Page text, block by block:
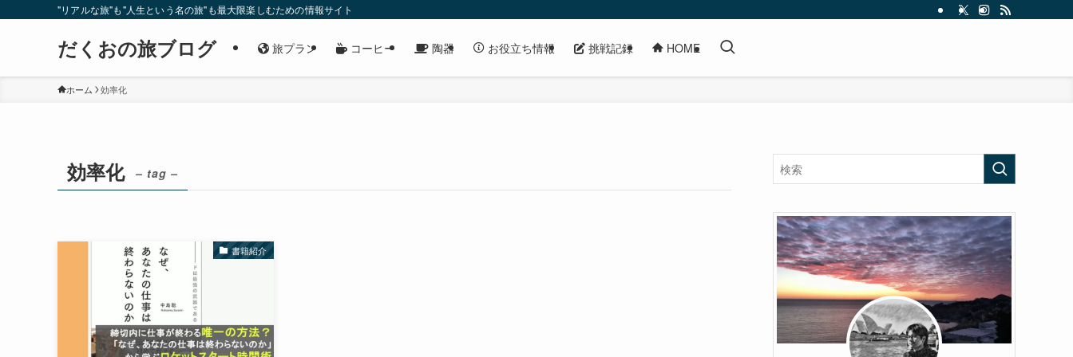
"リアルな旅"も"人生という名の旅"も最大限楽しむための情報サイト
だくおの旅ブログ 旅プラン コーヒー 陶器 お役立ち情報 挑戦記録 HOME
ホーム 効率化
効率化 – tag –
書籍紹介